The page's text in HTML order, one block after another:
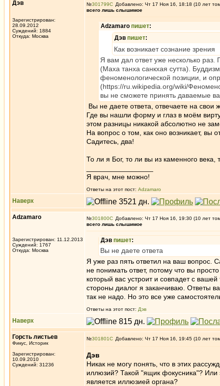
Дэв
Зарегистрирован:
28.09.2012
Суждений: 1884
Откуда: Москва
№301799
Добавлено: Чт 17 Ноя 16, 18:18 (10 лет
всего лишь слышимое
Adzamaro пишет:
Дэв пишет:
Как возникает сознание зрения
Я вам дал ответ уже несколько
(Маха танха санкхая сутта).
феноменологической позиции, и
(https://ru.wikipedia.org/wiki/
вы не сможете принять даваемые
Вы не даете ответа, отвечаете на
Где вы нашли форму и глаз в моём
этом разницы никакой абсолютно не
На вопрос о том, как оно возникает, вы
Садитесь, два!
То ли я Бог, то ли вы из каменного
Я врач, мне можно!
Ответы на этот пост: Adzamaro
Наверх
Adzamaro
Зарегистрирован: 11.12.2013
Суждений: 1767
Откуда: Москва
№301800
Добавлено: Чт 17 Ноя 16, 19:30 (10 лет
всего лишь слышимое
Дэв пишет:
Вы не даете ответа
Я уже раз пять ответил на ваш вопрос.
не понимать ответ, потому что вы
который вас устроит и совпадет с
стороны диалог я заканчиваю. Ответы
так не надо. Но это все уже
Ответы на этот пост: Дэв
Наверх
Горсть листьев
Фикус, Историк
Зарегистрирован:
10.09.2010
Суждений: 31236
№301801 Добавлено: Чт 17 Ноя 16, 19:45 (10 лет
Дэв
Никак не могу понять, что в этих
иллюзий? Такой "ящик фокусника"? Или
является иллюзией органа?